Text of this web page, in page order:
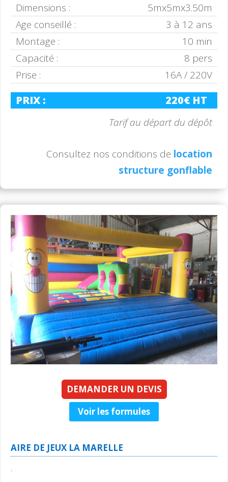
Dimensions :
5mx5mx3.50m
Age conseillé :
3 à 12 ans
Montage :
10 min
Capacité :
8 pers
Prise :
16A / 220V
PRIX : 220€ HT
Tarif au départ du dépôt
Consultez nos conditions de location
structure gonflable
DEMANDER UN DEVIS
Voir les formules
AIRE DE JEUX LA MARELLE
.